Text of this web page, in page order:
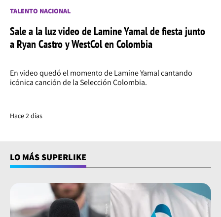
TALENTO NACIONAL
Sale a la luz video de Lamine Yamal de fiesta junto
a Ryan Castro y WestCol en Colombia
En video quedó el momento de Lamine Yamal cantando
icónica canción de la Selección Colombia.
Hace 2 días
LO MÁS SUPERLIKE